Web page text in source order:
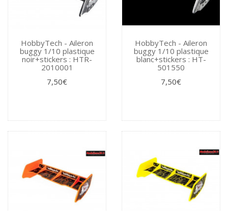
HobbyTech - Aileron
buggy 1/10 plastique
noir+stickers : HTR-
2010001
7,50€
HobbyTech - Aileron
buggy 1/10 plastique
blanc+stickers : HT-
501550
7,50€